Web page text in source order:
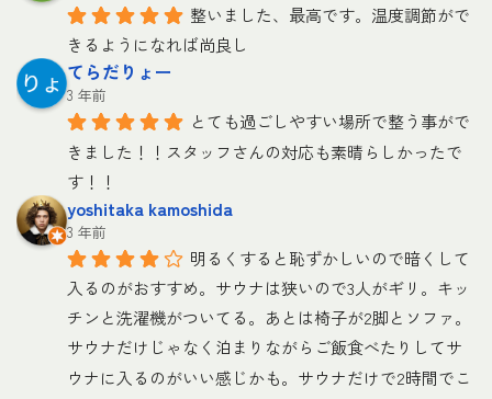
整いました、最高です。温度調節がで
きるようになれば尚良し
てらだりょー
3 年前
とても過ごしやすい場所で整う事がで
きました！！スタッフさんの対応も素晴らしかったで
す！！
yoshitaka kamoshida
3 年前
明るくすると恥ずかしいので暗くして
入るのがおすすめ。サウナは狭いので3人がギリ。キッ
チンと洗濯機がついてる。あとは椅子が2脚とソファ。
サウナだけじゃなく泊まりながらご飯食べたりしてサ
ウナに入るのがいい感じかも。サウナだけで2時間でこ